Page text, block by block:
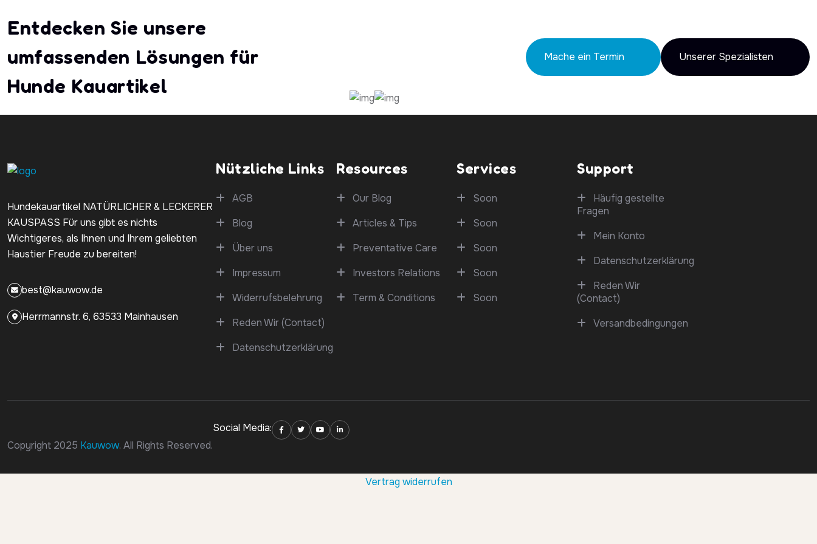
Entdecken Sie unsere
umfassenden Lösungen für
Hunde Kauartikel
Mache ein Termin Unserer Spezialisten
Hundekauartikel NATÜRLICHER & LECKERER
KAUSPASS Für uns gibt es nichts
Wichtigeres, als Ihnen und Ihrem geliebten
Haustier Freude zu bereiten!
best@kauwow.de
Herrmannstr. 6, 63533 Mainhausen
Nützliche Links
AGB
Blog
Über uns
Impressum
Widerrufsbelehrung
Reden Wir (Contact)
Datenschutzerklärung
Resources
Our Blog
Articles & Tips
Preventative Care
Investors Relations
Term & Conditions
Services
Soon
Soon
Soon
Soon
Soon
Support
Häufig gestellte
Fragen
Mein Konto
Datenschutzerklärung
Reden Wir
(Contact)
Versandbedingungen
Copyright 2025 Kauwow. All Rights Reserved.
Social Media:
Vertrag widerrufen